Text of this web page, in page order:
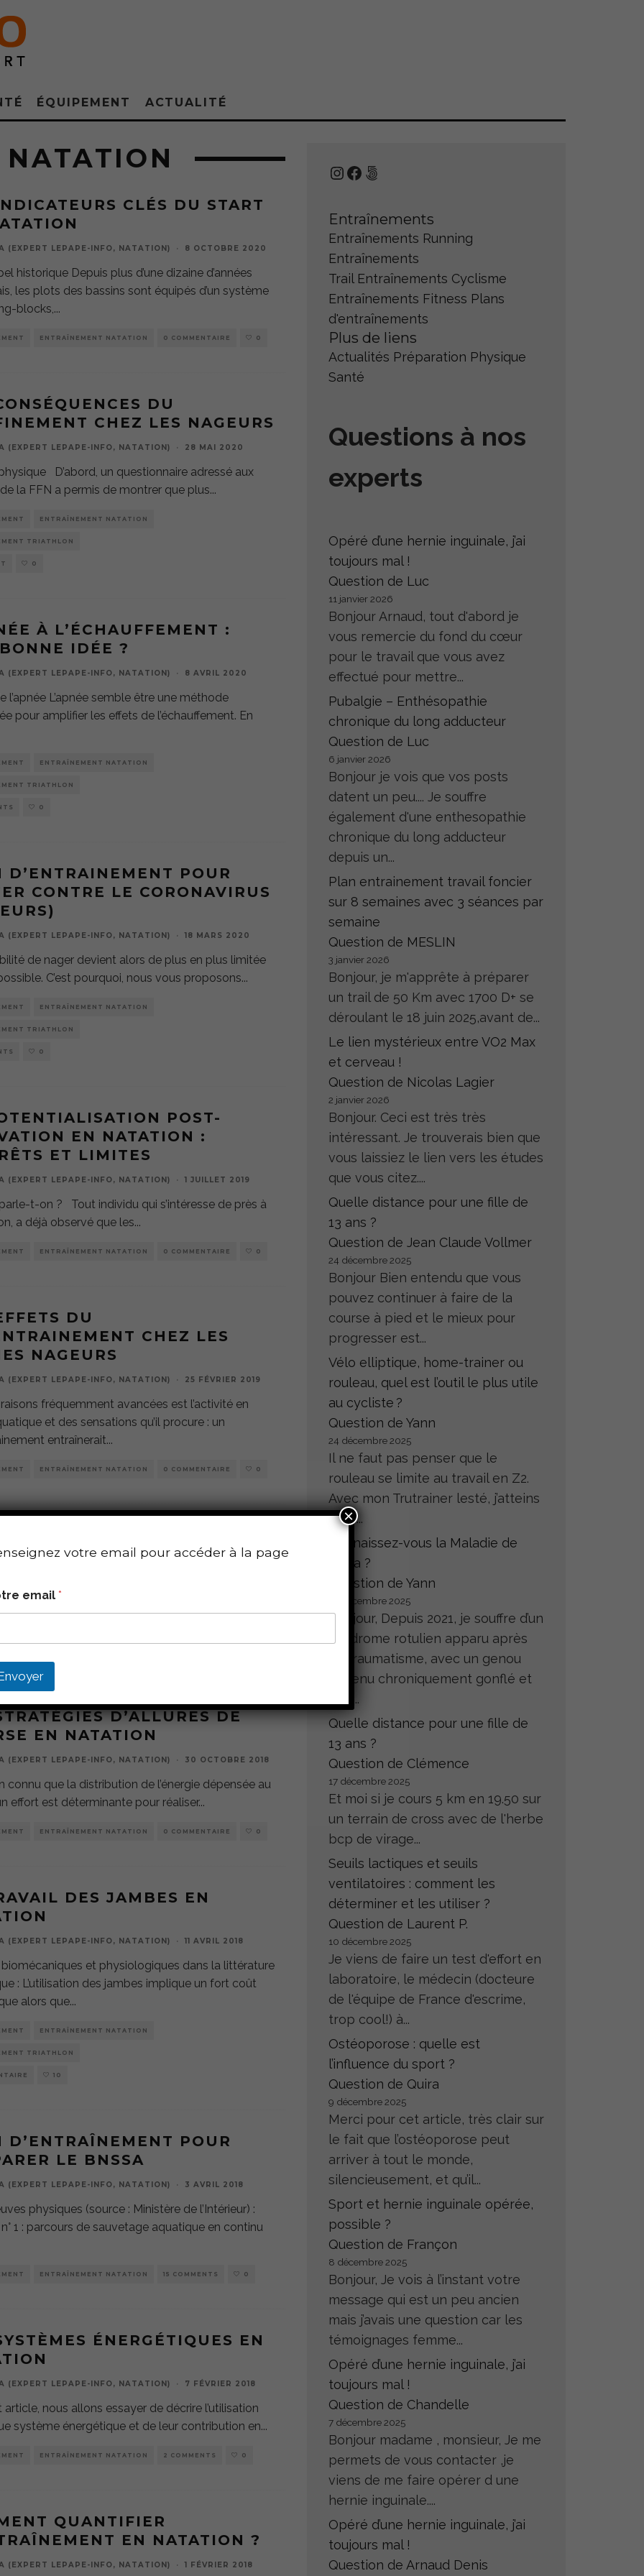
ÉQUIPEMENT ACTUALITÉ
CLÉS DU START
(EXPERT LEPAPE-INFO, NATATION) · 8 OCTOBRE 2020
historique Depuis plus d’une dizaine d’années
les plots des bassins sont équipés d’un système
blocks,...
ENTRAÎNEMENT NATATION 0 COMMENTAIRE 0
DU
CHEZ LES NAGEURS
(EXPERT LEPAPE-INFO, NATATION) · 28 MAI 2020
D’abord, un questionnaire adressé aux
la FFN a permis de montrer que plus...
ENTRAÎNEMENT NATATION
TRIATHLON
0
À L’ÉCHAUFFEMENT :
IDÉE ?
(EXPERT LEPAPE-INFO, NATATION) · 8 AVRIL 2020
l’apnée L’apnée semble être une méthode
pour amplifier les effets de l’échauffement. En
ENTRAÎNEMENT NATATION
TRIATHLON
0
D’ENTRAINEMENT POUR
CONTRE LE CORONAVIRUS
(EXPERT LEPAPE-INFO, NATATION) · 18 MARS 2020
de nager devient alors de plus en plus limitée
C’est pourquoi, nous vous proposons...
ENTRAÎNEMENT NATATION
TRIATHLON
0
POST-
EN NATATION :
ET LIMITES
(EXPERT LEPAPE-INFO, NATATION) · 1 JUILLET 2019
t-on ? Tout individu qui s’intéresse de près à
a déjà observé que les...
ENTRAÎNEMENT NATATION 0 COMMENTAIRE 0
DU
CHEZ LES
NAGEURS
(EXPERT LEPAPE-INFO, NATATION) · 25 FÉVRIER 2019
fréquemment avancées est l’activité en
et des sensations qu’il procure : un
entraînerait...
ENTRAÎNEMENT NATATION 0 COMMENTAIRE 0
PLAN NATATION POUR LES
DE NOËL
(EXPERT LEPAPE-INFO, NATATION)
25km en deux semaines ! Ce plan vous donne
réaliser 25 km sur une période de
NATATION
D’ALLURES DE
EN NATATION
(EXPERT LEPAPE-INFO, NATATION) · 30 OCTOBRE 2018
connu que la distribution de l’énergie dépensée au
effort est déterminante pour réaliser...
ENTRAÎNEMENT NATATION 0 COMMENTAIRE 0
DES JAMBES EN
(EXPERT LEPAPE-INFO, NATATION) · 11 AVRIL 2018
et physiologiques dans la littérature
: L’utilisation des jambes implique un fort coût
alors que...
ENTRAÎNEMENT NATATION
TRIATHLON
10
D’ENTRAÎNEMENT POUR
LE BNSSA
(EXPERT LEPAPE-INFO, NATATION) · 3 AVRIL 2018
physiques (source : Ministère de l’Intérieur) :
1 : parcours de sauvetage aquatique en continu
ENTRAÎNEMENT NATATION 15 COMMENTS 0
ÉNERGÉTIQUES EN
(EXPERT LEPAPE-INFO, NATATION) · 7 FÉVRIER 2018
article, nous allons essayer de décrire l’utilisation
système énergétique et de leur contribution en...
ENTRAÎNEMENT NATATION 2 COMMENTS 0
QUANTIFIER
EN NATATION ?
(EXPERT LEPAPE-INFO, NATATION) · 1 FÉVRIER 2018
Instagram
Facebook
500px
Entraînements
Entraînements Running
Entraînements
Trail Entraînements Cyclisme
Entraînements Fitness Plans
d'entraînements
Plus de liens
Actualités Préparation Physique
Santé
Questions à nos
experts
Opéré d’une hernie inguinale, j’ai
toujours mal !
Question de Luc
11 janvier 2026
Bonjour Arnaud, tout d'abord je
vous remercie du fond du cœur
pour le travail que vous avez
effectué pour mettre...
Pubalgie – Enthésopathie
chronique du long adducteur
Question de Luc
6 janvier 2026
Bonjour je vois que vos posts
datent un peu.... Je souffre
également d'une enthesopathie
chronique du long adducteur
depuis un...
Plan entrainement travail foncier
sur 8 semaines avec 3 séances par
semaine
Question de MESLIN
3 janvier 2026
Bonjour, je m'apprête à préparer
un trail de 50 Km avec 1700 D+ se
déroulant le 18 juin 2025,avant de...
Le lien mystérieux entre VO2 Max
et cerveau !
Question de Nicolas Lagier
2 janvier 2026
Bonjour. Ceci est très très
intéressant. Je trouverais bien que
vous laissiez le lien vers les études
que vous citez....
Quelle distance pour une fille de
13 ans ?
Question de Jean Claude Vollmer
24 décembre 2025
Bonjour Bien entendu que vous
pouvez continuer à faire de la
course à pied et le mieux pour
progresser est...
Vélo elliptique, home-trainer ou
rouleau, quel est l’outil le plus utile
au cycliste ?
Question de Yann
24 décembre 2025
Il ne faut pas penser que le
rouleau se limite au travail en Z2.
Avec mon Trutrainer lesté, j’atteins
sans...
Connaissez-vous la Maladie de
Hoffa ?
Question de Yann
23 décembre 2025
Bonjour, Depuis 2021, je souffre d’un
syndrome rotulien apparu après
un traumatisme, avec un genou
devenu chroniquement gonflé et
très...
Quelle distance pour une fille de
13 ans ?
Question de Clémence
17 décembre 2025
Et moi si je cours 5 km en 19.50 sur
un terrain de cross avec de l'herbe
bcp de virage...
Seuils lactiques et seuils
ventilatoires : comment les
déterminer et les utiliser ?
Question de Laurent P.
10 décembre 2025
Je viens de faire un test d'effort en
laboratoire, le médecin (docteure
de l'équipe de France d'escrime,
trop cool!) à...
Ostéoporose : quelle est
l’influence du sport ?
Question de Quira
9 décembre 2025
Merci pour cet article, très clair sur
le fait que l’ostéoporose peut
arriver à tout le monde,
silencieusement, et qu’il...
Sport et hernie inguinale opérée,
possible ?
Question de Françon
8 décembre 2025
Bonjour, Je vois à l’instant votre
message qui est un peu ancien
mais j’avais une question car les
témoignages femme...
Opéré d’une hernie inguinale, j’ai
toujours mal !
Question de Chandelle
7 décembre 2025
Bonjour madame , monsieur, Je me
permets de vous contacter ,je
viens de me faire opérer d une
hernie inguinale....
Opéré d’une hernie inguinale, j’ai
toujours mal !
Question de Arnaud Denis
votre email pour accéder à la page
email*
×